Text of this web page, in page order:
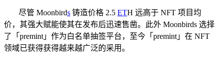
尽管 Moonbirds 铸造价格 2.5 ETH 远高于 NFT 项目均
价，其强大赋能使其在发布后迅速售凿。此外 Moonbirds 选择
了「premint」作为白名单抽签平台，至今「premint」在 NFT
领域已获得获得越来越广泛的采用。